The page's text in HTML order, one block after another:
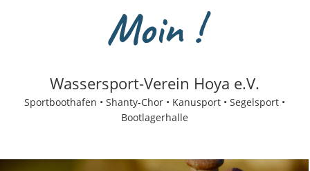
Moin !
Wassersport-Verein Hoya e.V.
Sportboothafen • Shanty-Chor • Kanusport • Segelsport •
Bootlagerhalle